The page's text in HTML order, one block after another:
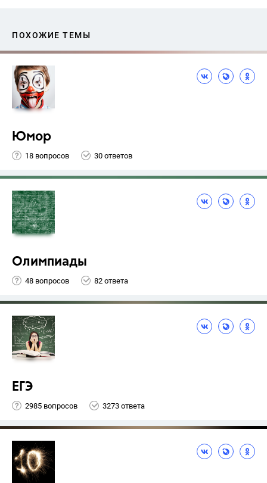
ПОХОЖИЕ ТЕМЫ
Юмор
18 вопросов 30 ответов
Олимпиады
48 вопросов 82 ответа
ЕГЭ
2985 вопросов 3273 ответа